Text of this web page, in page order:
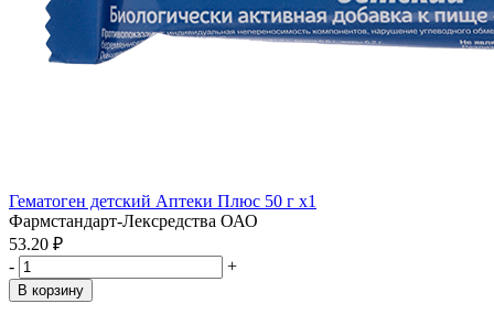
Гематоген детский Аптеки Плюс 50 г x1
Фармстандарт-Лексредства ОАО
53.20 ₽
-
+
В корзину